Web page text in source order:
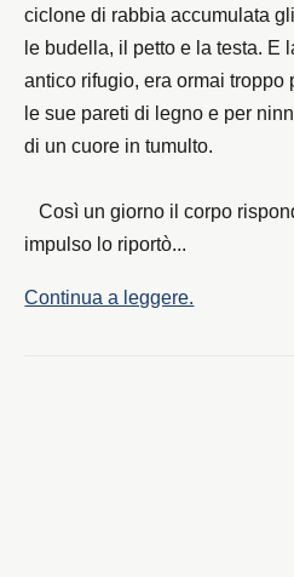
ciclone di rabbia accumulata
le budella, il petto e la testa. E
antico rifugio, era ormai troppo
le sue pareti di legno e per
di un cuore in tumulto.
Così un giorno il corpo
impulso lo riportò...
Continua a leggere.